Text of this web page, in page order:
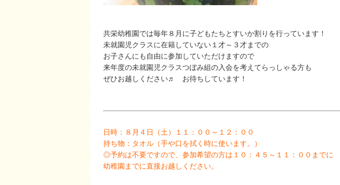
共栄幼稚園では毎年８月に子どもたちとすいか割りを行っています！
未就園児クラスに在籍していない１才～３才までの
お子さんにも自由に参加していただけますので
来年度の未就園児クラスつぼみ組の入会を考えてらっしゃる方も
ぜひお越しください♬ お待ちしています！
日時：８月４日（土）１１：００～１２：００
持ち物：タオル（手や口を拭く時に使います。）
◎予約は不要ですので、参加希望の方は１０：４５～１１：００までに
幼稚園までに直接お越しください。